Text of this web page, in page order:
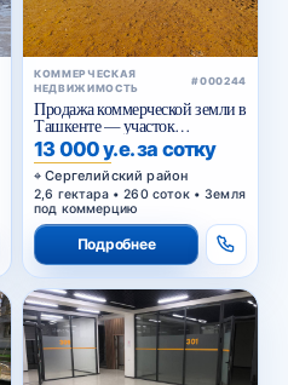
КОММЕРЧЕСКАЯ
НЕДВИЖИМОСТЬ
#000244
Продажа коммерческой земли в
Ташкенте — участок
промышленного назначения
2,6 га в Янги-Хаётском районе
13 000 у.е. за сотку
Сергелийский район
2,6 гектара • 260 соток • Земля
под коммерцию
Подробнее